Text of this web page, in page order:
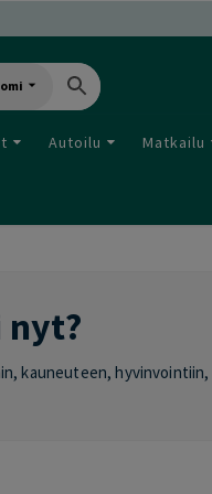
Autoilu Matkailu
kauneuteen,